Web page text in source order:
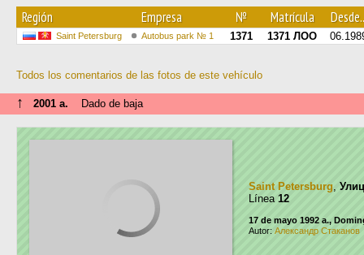
Región Empresa № Matrícula
Saint Petersburg Autobus park № 1 1371 1371 ЛОО
Todos los comentarios de las fotos de este vehículo
↑ 2001 a. Dado de baja
Saint Petersburg,
Línea 12
17 de mayo 1992 a.,
Autor: Александр Стаканов